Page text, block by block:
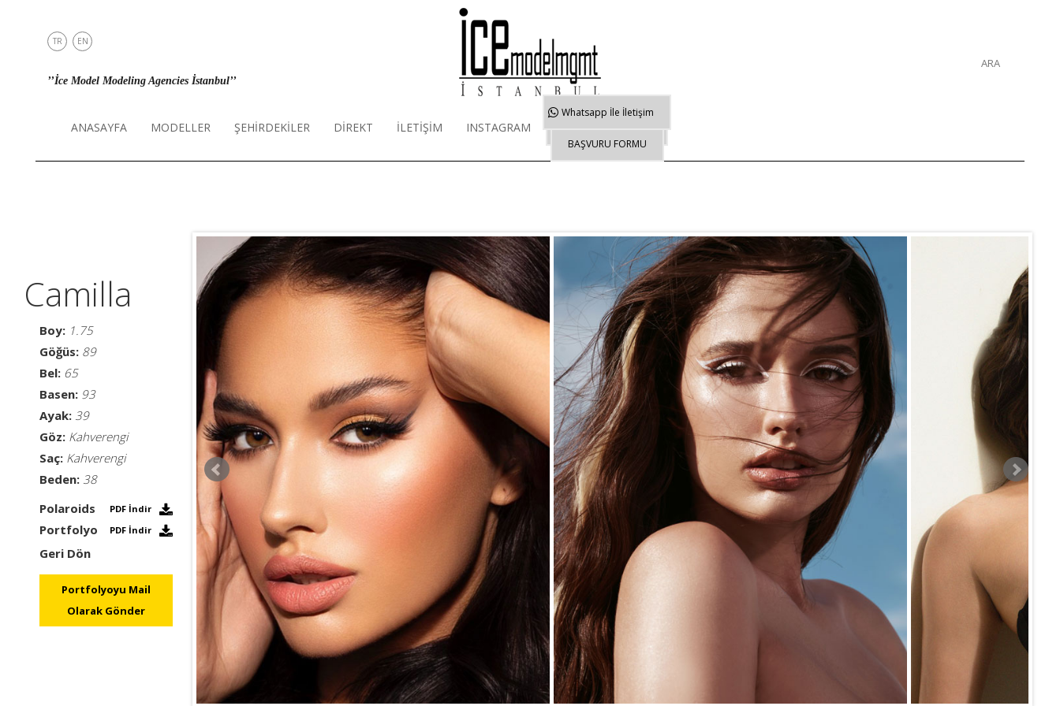
MODELLER
TR EN
’’İce Model Modeling Agencies İstanbul’’
ANASAYFA MODELLER ŞEHİRDEKİLER DİREKT İLETİŞİM INSTAGRAM
Whatsapp İle İletişim
BAŞVURU FORMU
Camilla
Boy: 1.75
Göğüs: 89
Bel: 65
Basen: 93
Ayak: 39
Göz: Kahverengi
Saç: Kahverengi
Beden: 38
Polaroids
PDF İndir
Portfolyo PDF İndir
Geri Dön
Portfolyoyu Mail
Olarak Gönder